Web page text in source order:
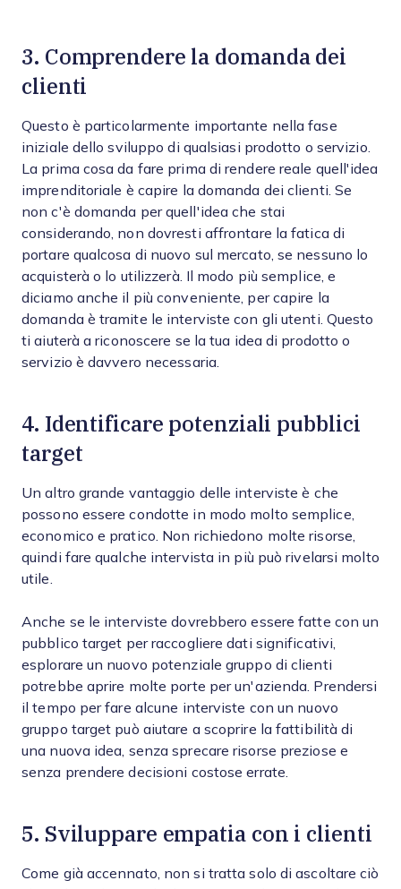
3. Comprendere la domanda dei
clienti
Questo è particolarmente importante nella fase
iniziale dello sviluppo di qualsiasi prodotto o servizio.
La prima cosa da fare prima di rendere reale quell'idea
imprenditoriale è capire la domanda dei clienti. Se
non c'è domanda per quell'idea che stai
considerando, non dovresti affrontare la fatica di
portare qualcosa di nuovo sul mercato, se nessuno lo
acquisterà o lo utilizzerà. Il modo più semplice, e
diciamo anche il più conveniente, per capire la
domanda è tramite le interviste con gli utenti. Questo
ti aiuterà a riconoscere se la tua idea di prodotto o
servizio è davvero necessaria.
4. Identificare potenziali pubblici
target
Un altro grande vantaggio delle interviste è che
possono essere condotte in modo molto semplice,
economico e pratico. Non richiedono molte risorse,
quindi fare qualche intervista in più può rivelarsi molto
utile.
Anche se le interviste dovrebbero essere fatte con un
pubblico target per raccogliere dati significativi,
esplorare un nuovo potenziale gruppo di clienti
potrebbe aprire molte porte per un'azienda. Prendersi
il tempo per fare alcune interviste con un nuovo
gruppo target può aiutare a scoprire la fattibilità di
una nuova idea, senza sprecare risorse preziose e
senza prendere decisioni costose errate.
5. Sviluppare empatia con i clienti
Come già accennato, non si tratta solo di ascoltare ciò